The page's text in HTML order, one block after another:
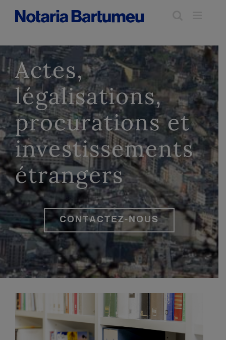
Actes,
légalisations,
procurations et
investissements
étrangers
CONTACTEZ-NOUS